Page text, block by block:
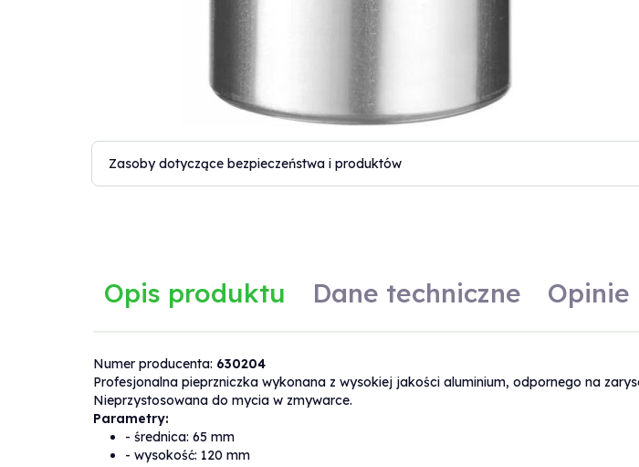
Zasoby dotyczące bezpieczeństwa i produktów
Opis produktu Dane techniczne Opinie
Numer producenta: 630204
Profesjonalna pieprzniczka wykonana z wysokiej jakości aluminium, odpornego na
Nieprzystosowana do mycia w zmywarce.
Parametry:
- średnica: 65 mm
- wysokość: 120 mm
Dane techniczne
Waga
produktu:
2 kg